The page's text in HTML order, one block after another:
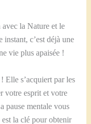
la Nature et le
c’est déjà une
vie plus apaisée !
Elle s’acquiert par les
votre esprit et votre
pause mentale vous
la clé pour obtenir